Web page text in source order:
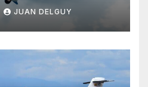
JUAN DELGUY